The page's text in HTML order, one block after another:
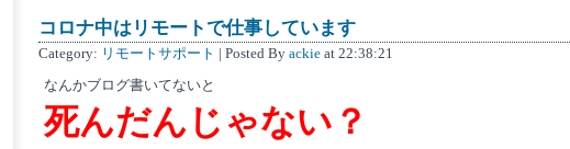
コロナ中はリモートで仕事しています
Category: リモートサポート | Posted By ackie at 22:38:21
なんかブログ書いてないと
死んだんじゃない？